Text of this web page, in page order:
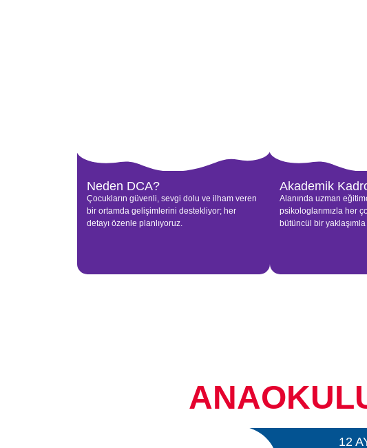
Neden DCA?
Çocukların güvenli, sevgi dolu ve ilham veren
bir ortamda gelişimlerini destekliyor; her
detayı özenle planlıyoruz.
Akademik
Alanında uzman
psikologlarımızla her
bütüncül bir
12